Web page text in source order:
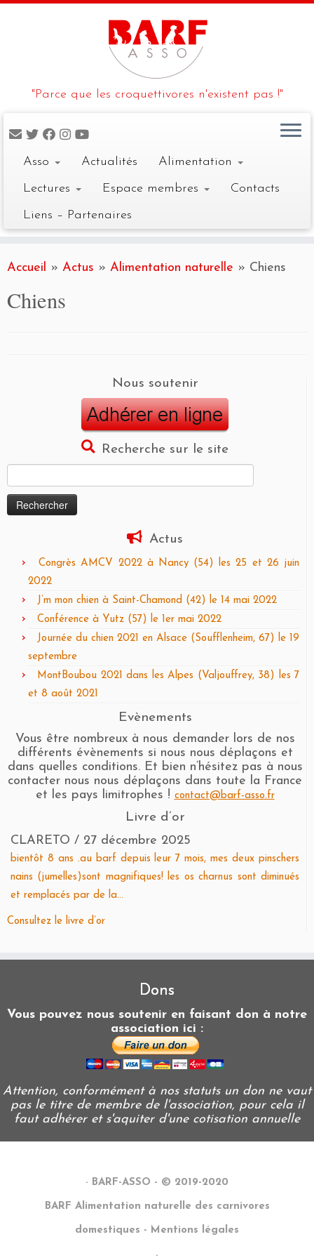
to
"Parce que les croquettivores n'existent pas !"
Asso Actualités
Alimentation
Lectures
Espace membres
Contacts
Liens – Partenaires
Accueil » Actus » Alimentation naturelle » Chiens
Chiens
Nous soutenir
Recherche sur le site
Actus
Congrès AMCV 2022 à Nancy (54) les 25 et 26 juin
2022
J’m mon chien à Saint-Chamond (42) le 14 mai 2022
Conférence à Yutz (57) le 1er mai 2022
Journée du chien 2021 en Alsace (Soufflenheim, 67) le 19
septembre
MontBoubou 2021 dans les Alpes (Valjouffrey, 38) les 7
et 8 août 2021
Evènements
Vous être nombreux à nous demander lors de nos
différents évènements si nous nous déplaçons et
dans quelles conditions. Et bien n’hésitez pas à nous
contacter nous nous déplaçons dans toute la France
et les pays limitrophes ! contact@barf-asso.fr
Livre d’or
CLARETO / 27 décembre 2025
bientôt 8 ans .au barf depuis leur 7 mois, mes deux pinschers
nains (jumelles)sont magnifiques! les os charnus sont diminués
et remplacés par de la...
Consultez le livre d’or
Dons
Vous pouvez nous soutenir en faisant don à notre
association ici :
Attention, conformément à nos statuts un don ne vaut
pas le titre de membre de l'association, pour cela il
faut adhérer et s'aquiter d'une cotisation annuelle
· BARF-ASSO - © 2019-2020
BARF Alimentation naturelle des carnivores
domestiques - Mentions légales
·